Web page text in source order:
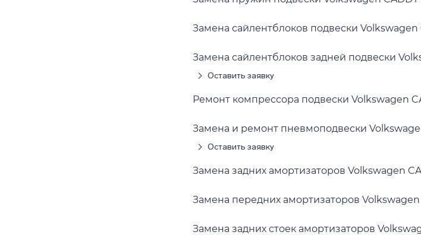
Замена сайлентблоков подвески Volkswagen
Замена сайлентблоков задней подвески
Оставить заявку
Ремонт компрессора подвески Volkswagen
Замена и ремонт пневмоподвески
Оставить заявку
Замена задних амортизаторов Volkswagen
Замена передних амортизаторов Volkswagen
Замена задних стоек амортизаторов